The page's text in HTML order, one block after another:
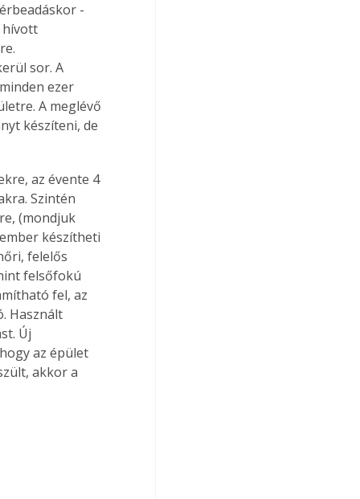
-
hívott
sor. A
ezer
A meglévő
készíteni, de
az évente 4
Szintén
(mondjuk
készítheti
felelős
felsőfokú
fel, az
Használt
Új
az épület
akkor a